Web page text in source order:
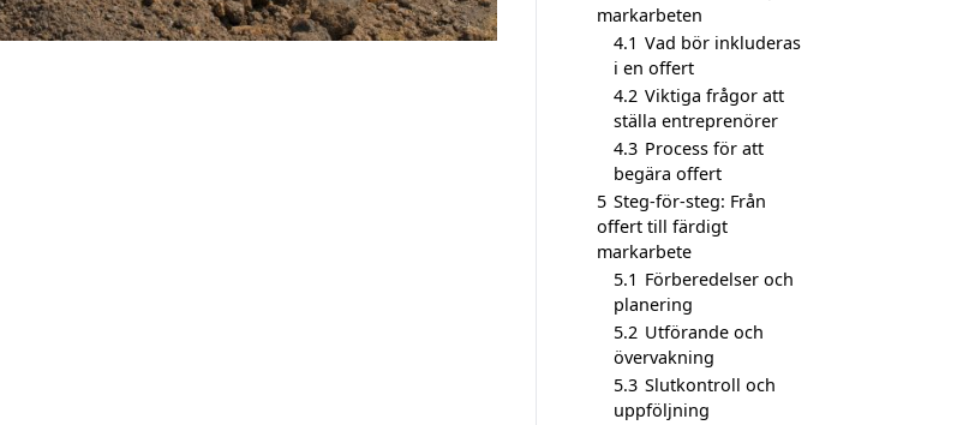
markarbeten
4.1 Vad bör inkluderas
i en offert
4.2 Viktiga frågor att
ställa entreprenörer
4.3 Process för att
begära offert
5 Steg-för-steg: Från
offert till färdigt
markarbete
5.1 Förberedelser och
planering
5.2 Utförande och
övervakning
5.3 Slutkontroll och
uppföljning